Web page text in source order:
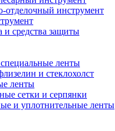
отделочный инструмент
и средства защиты
ленты
и стеклохолст
ленты
сетки и серпянки
и уплотнительные ленты